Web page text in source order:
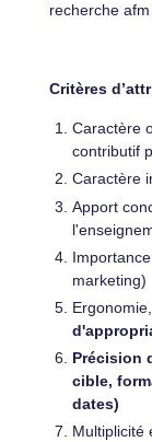
recherche
Critères
Caractère
contributif
Caractère
Apport
marketing)
Précision
cible,
dates)
Multiplicité